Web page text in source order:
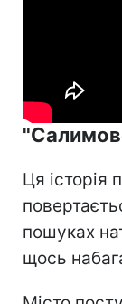
Ця історія
пошуках
щось